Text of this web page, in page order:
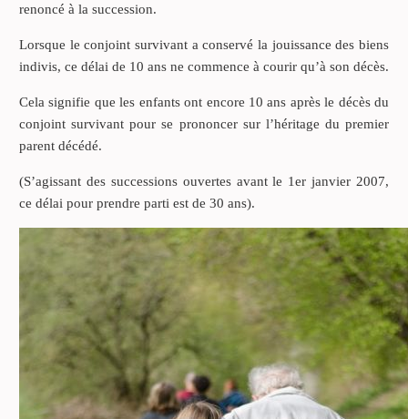
renoncé à la succession.
Lorsque le conjoint survivant a conservé la jouissance des biens
indivis, ce délai de 10 ans ne commence à courir qu’à son décès.
Cela signifie que les enfants ont encore 10 ans après le décès du
conjoint survivant pour se prononcer sur l’héritage du premier
parent décédé.
(S’agissant des successions ouvertes avant le 1er janvier 2007,
ce délai pour prendre parti est de 30 ans).